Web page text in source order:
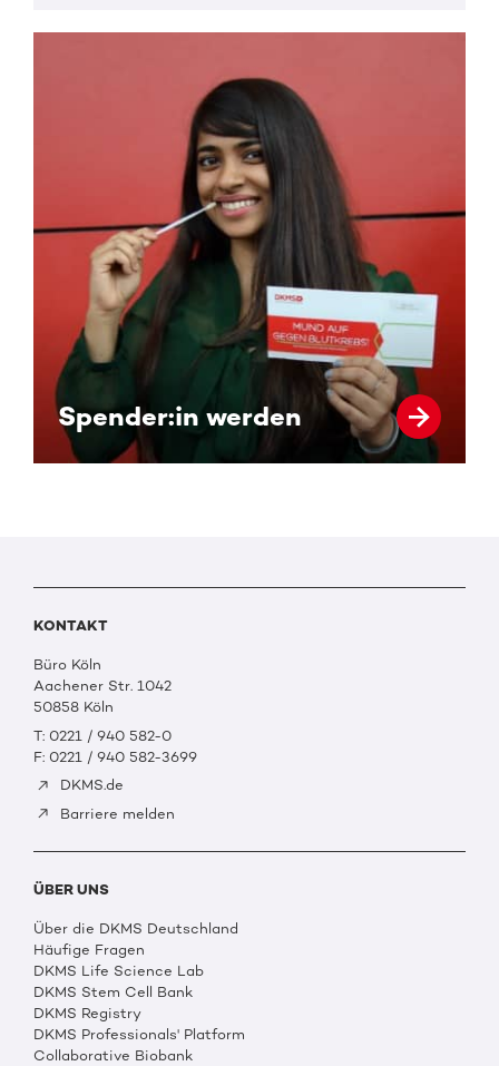
Spender:in werden
KONTAKT
Büro Köln
Aachener Str. 1042
50858 Köln
T: 0221 / 940 582-0
F: 0221 / 940 582-3699
DKMS.de
Barriere melden
ÜBER UNS
Über die DKMS Deutschland
Häufige Fragen
DKMS Life Science Lab
DKMS Stem Cell Bank
DKMS Registry
DKMS Professionals' Platform
Collaborative Biobank